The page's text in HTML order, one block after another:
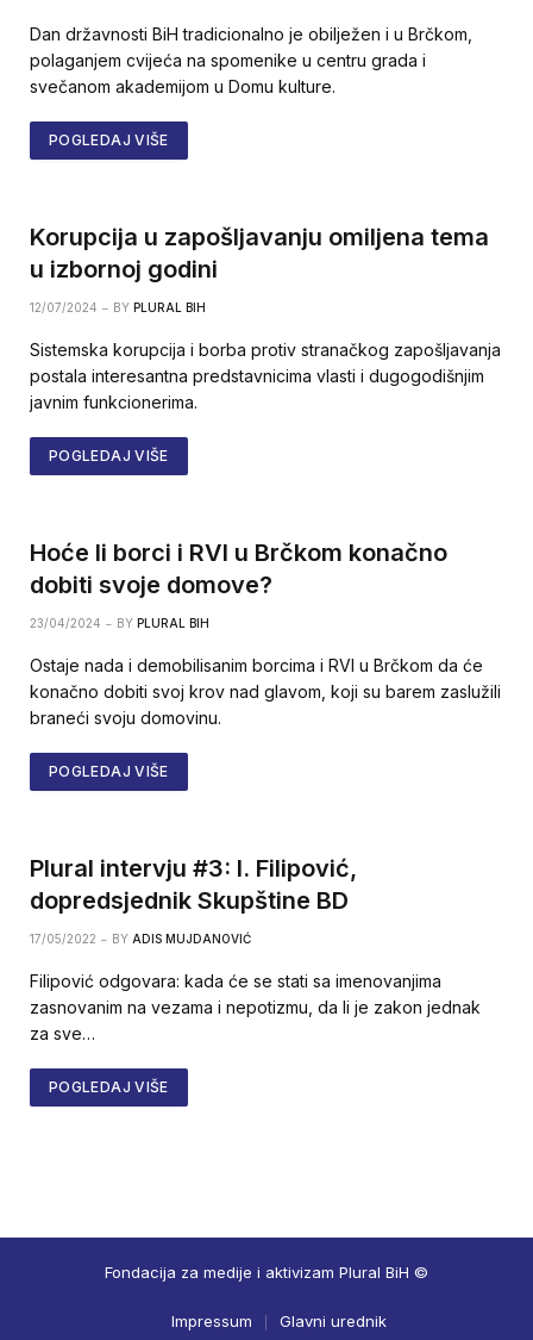
Dan državnosti BiH tradicionalno je obilježen i u Brčkom,
polaganjem cvijeća na spomenike u centru grada i
svečanom akademijom u Domu kulture.
POGLEDAJ VIŠE
Korupcija u zapošljavanju omiljena tema
u izbornoj godini
12/07/2024 BY PLURAL BIH
Sistemska korupcija i borba protiv stranačkog zapošljavanja
postala interesantna predstavnicima vlasti i dugogodišnjim
javnim funkcionerima.
POGLEDAJ VIŠE
Hoće li borci i RVI u Brčkom konačno
dobiti svoje domove?
23/04/2024 BY PLURAL BIH
Ostaje nada i demobilisanim borcima i RVI u Brčkom da će
konačno dobiti svoj krov nad glavom, koji su barem zaslužili
braneći svoju domovinu.
POGLEDAJ VIŠE
Plural intervju #3: I. Filipović,
dopredsjednik Skupštine BD
17/05/2022 BY ADIS MUJDANOVIĆ
Filipović odgovara: kada će se stati sa imenovanjima
zasnovanim na vezama i nepotizmu, da li je zakon jednak
za sve…
POGLEDAJ VIŠE
Fondacija za medije i aktivizam Plural BiH ©
Impressum Glavni urednik